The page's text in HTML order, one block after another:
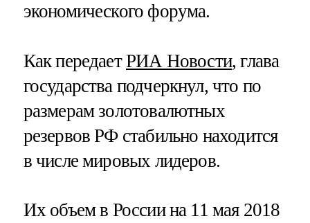
экономического форума.
Как передаетРИА Новости, глава
государства подчеркнул, что по
размерам золотовалютных
резервов РФ стабильно находится
в числе мировых лидеров.
Их объем в России на 11 мая 2018